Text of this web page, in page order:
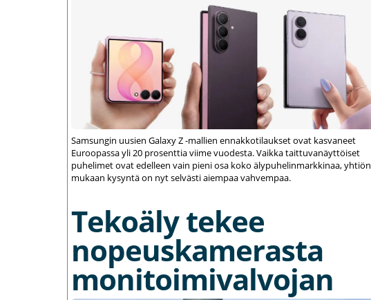
Samsungin uusien Galaxy Z -mallien ennakkotilaukset ovat kasvaneet
Euroopassa yli 20 prosenttia viime vuodesta. Vaikka taittuvanäyttöiset
puhelimet ovat edelleen vain pieni osa koko älypuhelinmarkkinaa, yhtiön
mukaan kysyntä on nyt selvästi aiempaa vahvempaa.
Tekoäly tekee
nopeuskamerasta
monitoimivalvojan